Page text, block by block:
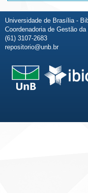
Universidade de Brasília -
Coordenadoria de Gestão
(61) 3107-2683
repositorio@unb.br